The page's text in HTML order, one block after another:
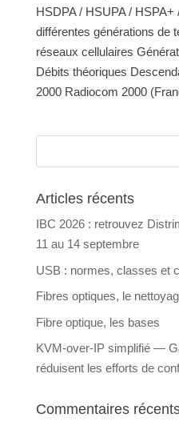
HSDPA / HSUPA /
différentes générations de
réseaux cellulaires
Débits théoriques
2000 Radiocom 2000
Articles récents
IBC 2026 : retrouvez
11 au 14 septembre
USB : normes, classes et
Fibres optiques, le
Fibre optique, les bases
KVM-over-IP simplifié —
réduisent les efforts de
Commentaires